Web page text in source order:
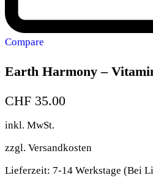
Compare
Earth Harmony –
CHF 35.00
inkl. MwSt.
zzgl. Versandkosten
Lieferzeit: 7-14 Werkstage (Bei